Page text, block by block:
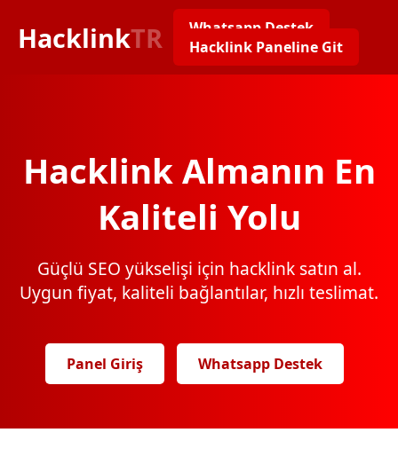
HacklinkTR
Whatsapp Destek
Hacklink Paneline Git
Hacklink Almanın En
Kaliteli Yolu
Güçlü SEO yükselişi için hacklink satın al.
Uygun fiyat, kaliteli bağlantılar, hızlı teslimat.
Panel Giriş Whatsapp Destek